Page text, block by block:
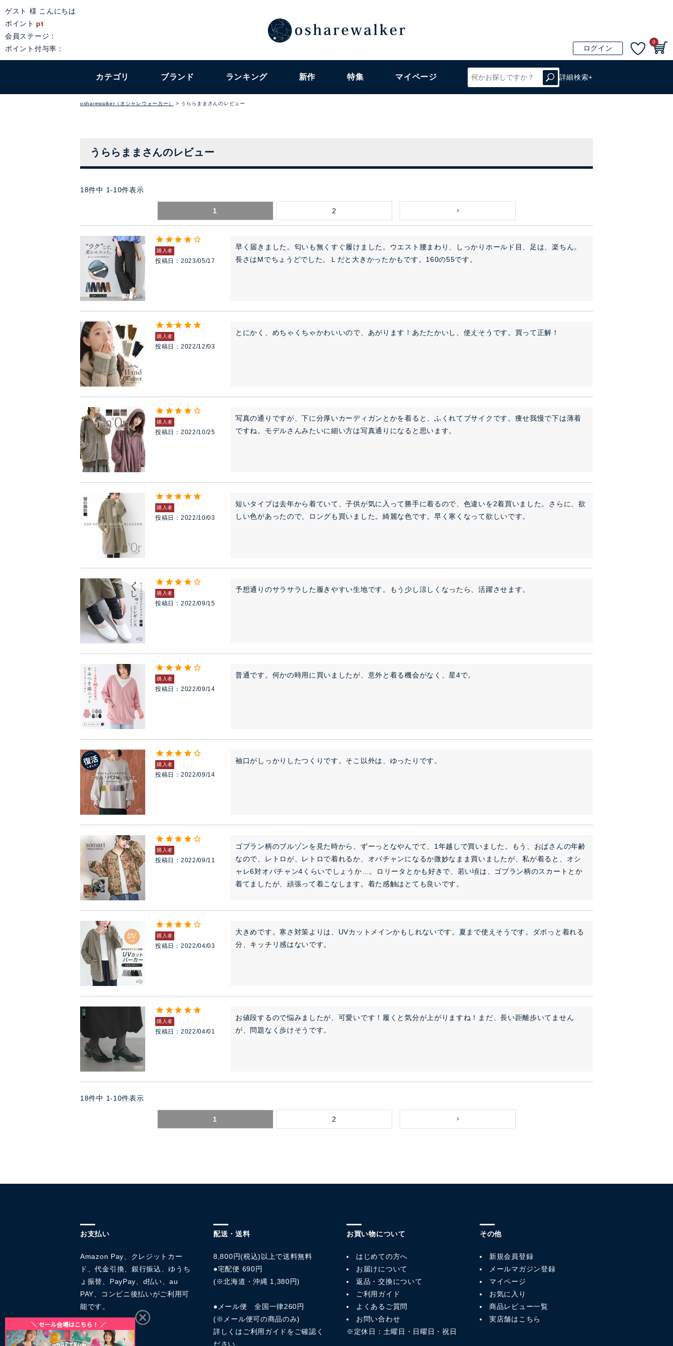
ゲスト 様 こんにちは
ポイント pt
会員ステージ：
ポイント付与率：
ログイン
0
カテゴリ ブランド ランキング 新作 特集 マイページ 詳細検索+
osharewalker（オシャレウォーカー） うららままさんのレビュー
うららままさんのレビュー
18件中 1-10件表示
1 2
購入者
投稿日 2023/05/17
早く届きました。匂いも無くすぐ履けました。ウエスト腰まわり、しっかりホールド目、足は、楽ちん。
長さはMでちょうどでした。Ｌだと大きかったかもです。160の55です。
購入者
投稿日 2022/12/03
とにかく、めちゃくちゃかわいいので、あがります！あたたかいし、使えそうです。買って正解！
購入者
投稿日 2022/10/25
写真の通りですが、下に分厚いカーディガンとかを着ると、ふくれてブサイクです。痩せ我慢で下は薄着
ですね。モデルさんみたいに細い方は写真通りになると思います。
購入者
投稿日 2022/10/03
短いタイプは去年から着ていて、子供が気に入って勝手に着るので、色違いを2着買いました。さらに、欲
しい色があったので、ロングも買いました。綺麗な色です。早く寒くなって欲しいです。
購入者
投稿日 2022/09/15
予想通りのサラサラした履きやすい生地です。もう少し涼しくなったら、活躍させます。
購入者
投稿日 2022/09/14
普通です。何かの時用に買いましたが、意外と着る機会がなく、星4で。
購入者
投稿日 2022/09/14
袖口がしっかりしたつくりです。そこ以外は、ゆったりです。
購入者
投稿日 2022/09/11
ゴブラン柄のブルゾンを見た時から、ずーっとなやんでて、1年越しで買いました。もう、おばさんの年齢
なので、レトロが、レトロで着れるか、オバチャンになるか微妙なまま買いましたが、私が着ると、オシ
ャレ6対オバチャン4くらいでしょうか…。ロリータとかも好きで、若い頃は、ゴブラン柄のスカートとか
着てましたが、頑張って着こなします。着た感触はとても良いです。
購入者
投稿日 2022/04/03
大きめです。寒さ対策よりは、UVカットメインかもしれないです。夏まで使えそうです。ダボっと着れる
分、キッチリ感はないです。
購入者
投稿日 2022/04/01
お値段するので悩みましたが、可愛いです！履くと気分が上がりますね！まだ、長い距離歩いてません
が、問題なく歩けそうです。
18件中 1-10件表示
1 2
お支払い
Amazon Pay、クレジットカー
ド、代金引換、銀行振込、ゆうち
ょ振替、PayPay、d払い、au
PAY、コンビニ後払いがご利用可
能です。
配送・送料
8,800円(税込)以上で送料無料
●宅配便 690円
(※北海道・沖縄 1,380円)
●メール便 全国一律260円
(※メール便可の商品のみ)
詳しくは ご利用ガイド をご確認く
ださい。
お買い物について
はじめての方へ
お届けについて
返品・交換について
ご利用ガイド
よくあるご質問
お問い合わせ
※定休日：土曜日・日曜日・祝日
その他
新規会員登録
メールマガジン登録
マイページ
お気に入り
商品レビュー一覧
実店舗はこちら